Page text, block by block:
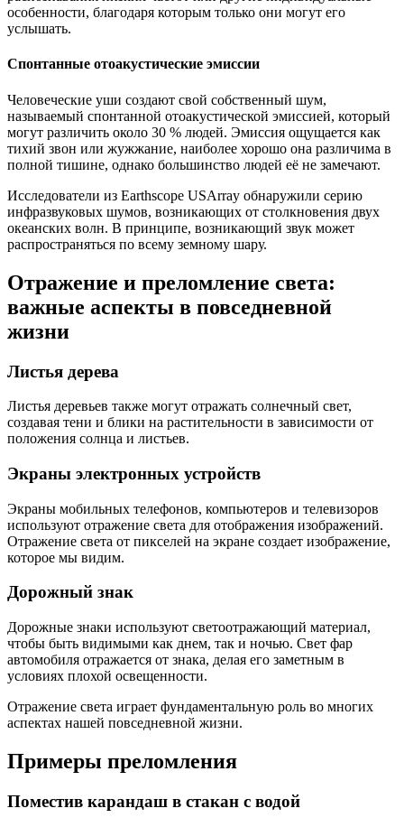
особенности, благодаря которым только они могут его
услышать.
Спонтанные отоакустические эмиссии
Человеческие уши создают свой собственный шум,
называемый спонтанной отоакустической эмиссией, который
могут различить около 30 % людей. Эмиссия ощущается как
тихий звон или жужжание, наиболее хорошо она различима в
полной тишине, однако большинство людей её не замечают.
Исследователи из Earthscope USArray обнаружили серию
инфразвуковых шумов, возникающих от столкновения двух
океанских волн. В принципе, возникающий звук может
распространяться по всему земному шару.
Отражение и преломление света:
важные аспекты в повседневной
жизни
Листья дерева
Листья деревьев также могут отражать солнечный свет,
создавая тени и блики на растительности в зависимости от
положения солнца и листьев.
Экраны электронных устройств
Экраны мобильных телефонов, компьютеров и телевизоров
используют отражение света для отображения изображений.
Отражение света от пикселей на экране создает изображение,
которое мы видим.
Дорожный знак
Дорожные знаки используют светоотражающий материал,
чтобы быть видимыми как днем, так и ночью. Свет фар
автомобиля отражается от знака, делая его заметным в
условиях плохой освещенности.
Отражение света играет фундаментальную роль во многих
аспектах нашей повседневной жизни.
Примеры преломления
Поместив карандаш в стакан с водой